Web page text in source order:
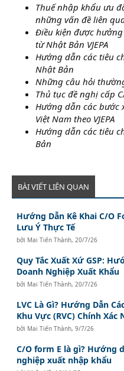
Thuế nhập khẩu ưu
những vấn đề liên
Điều kiện được
từ Nhật Bản VJEPA
Hướng dẫn các tiêu
Nhật Bản
Những câu hỏi
Thủ tục đề nghị cấp
Hướng dẫn các bước
Việt Nam theo VJEPA
Hướng dẫn các tiêu
Bản
BÀI VIẾT LIÊN QUAN
Hướng Dẫn Kê Khai C/O
Lưu Ý Thực Tế
bởi Mai Tiến Thành, 20/7/26
Quy Tắc Xuất Xứ GSP:
Doanh Nghiệp Xuất Khẩu
bởi Mai Tiến Thành, 20/7/26
LVC Là Gì? Hướng Dẫn
Khu Vực (RVC) Chính Xác
bởi Mai Tiến Thành,9/7/26
C/O form E là gì? Hướng
nghiệp xuất nhập khẩu